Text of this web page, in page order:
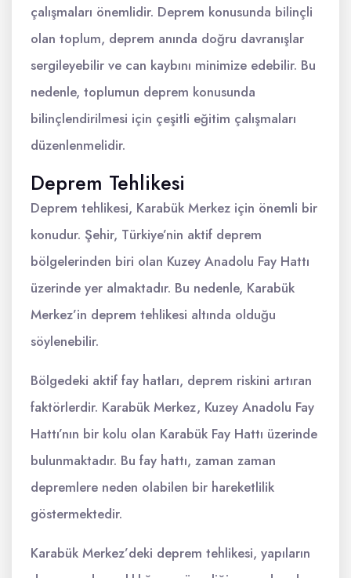
çalışmaları önemlidir. Deprem konusunda bilinçli
olan toplum, deprem anında doğru davranışlar
sergileyebilir ve can kaybını minimize edebilir. Bu
nedenle, toplumun deprem konusunda
bilinçlendirilmesi için çeşitli eğitim çalışmaları
düzenlenmelidir.
Deprem Tehlikesi
Deprem tehlikesi, Karabük Merkez için önemli bir
konudur. Şehir, Türkiye’nin aktif deprem
bölgelerinden biri olan Kuzey Anadolu Fay Hattı
üzerinde yer almaktadır. Bu nedenle, Karabük
Merkez’in deprem tehlikesi altında olduğu
söylenebilir.
Bölgedeki aktif fay hatları, deprem riskini artıran
faktörlerdir. Karabük Merkez, Kuzey Anadolu Fay
Hattı’nın bir kolu olan Karabük Fay Hattı üzerinde
bulunmaktadır. Bu fay hattı, zaman zaman
depremlere neden olabilen bir hareketlilik
göstermektedir.
Karabük Merkez’deki deprem tehlikesi, yapıların